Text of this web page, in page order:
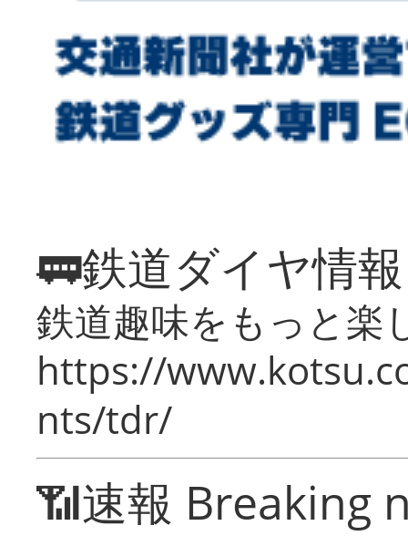
🚃鉄道ダイヤ情
鉄道趣味をもっと楽
https://
nts/tdr/
📶速報 Breaking